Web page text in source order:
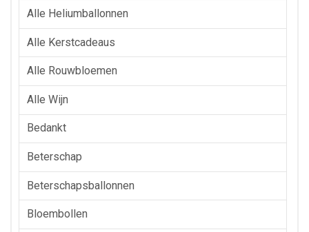
Alle Heliumballonnen
Alle Kerstcadeaus
Alle Rouwbloemen
Alle Wijn
Bedankt
Beterschap
Beterschapsballonnen
Bloembollen